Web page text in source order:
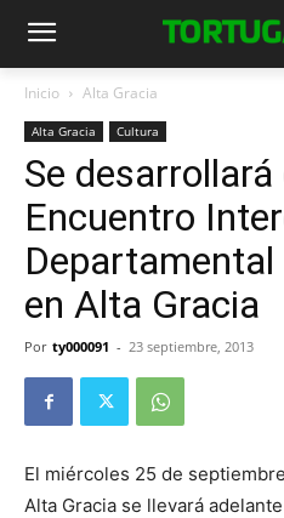
Inicio Alta Gracia
Alta Gracia Cultura
Se
Encuentro
en Alta Gracia
Por ty000091 - 23 septiembre, 2013
El miércoles 25 de
Alta Gracia se llevará